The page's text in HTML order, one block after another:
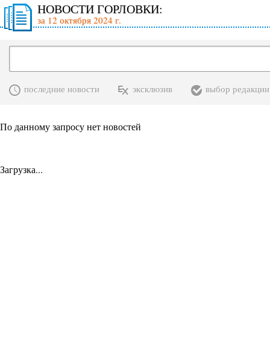
НОВОСТИ ГОРЛОВКИ:
за 12 октября 2024 г.
последние новости эксклюзив выбор редакции
По данному запросу нет новостей
Загрузка...